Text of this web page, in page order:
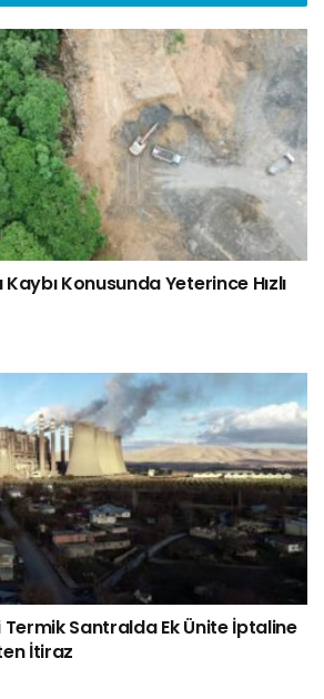
Konusunda Yeterince Hızlı
Termik Santralda Ek Ünite İptaline
İtiraz